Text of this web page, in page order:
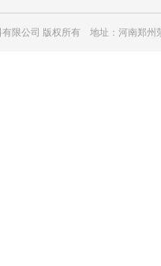
有限公司 版权所有 地址：河南郑